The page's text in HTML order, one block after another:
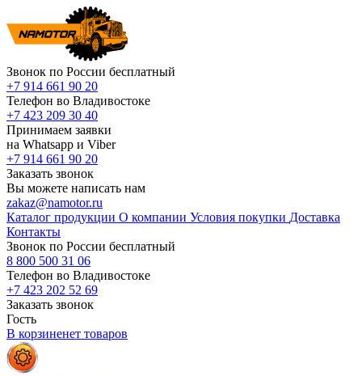
Звонок по России бесплатный
+7 914 661 90 20
Телефон во Владивостоке
+7 423 209 30 40
Принимаем заявки
на Whatsapp и Viber
+7 914 661 90 20
Заказать звонок
Вы можете написать нам
zakaz@namotor.ru
Каталог продукции О компании Условия покупки Доставка
Контакты
Звонок по России бесплатный
8 800 500 31 06
Телефон во Владивостоке
+7 423 202 52 69
Заказать звонок
Гость
В корзиненет товаров